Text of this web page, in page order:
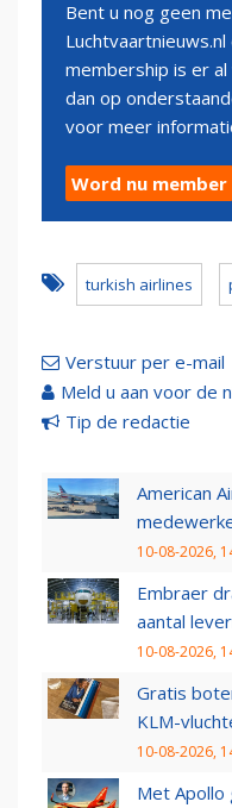
Bent u nog geen
Luchtvaartnieuws.nl
membership is er
dan op
voor meer
Word nu member
turkish airlines
Verstuur per e-mail
Meld u aan voor de
Tip de redactie
American
10-08-2026,
Embraer
aantal
10-08-2026,
Gratis
KLM-
10-08-2026,
Met Apollo